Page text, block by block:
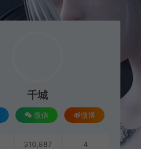
千城
微信 微博
310,887 4